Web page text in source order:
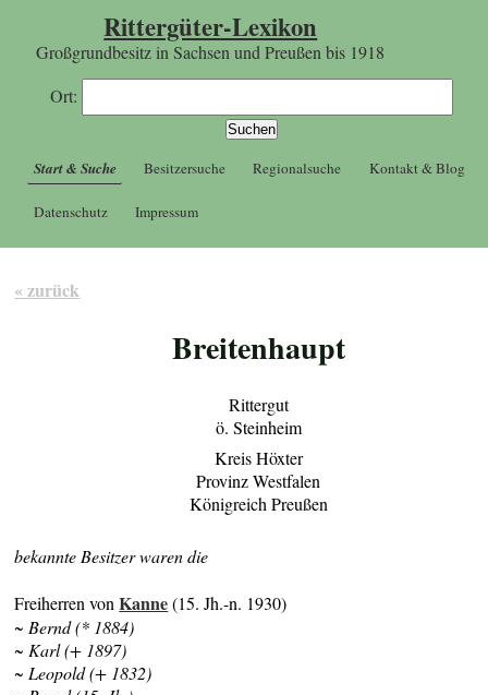
Rittergüter-Lexikon
Großgrundbesitz in Sachsen und Preußen bis 1918
Ort:
Start & Suche Besitzersuche Regionalsuche Kontakt & Blog
Datenschutz Impressum
« zurück
Breitenhaupt
Rittergut
ö. Steinheim
Kreis Höxter
Provinz Westfalen
Königreich Preußen
bekannte Besitzer waren die
Freiherren vonKanne(15. Jh.-n. 1930)
~ Bernd (* 1884)
~ Karl (+ 1897)
~ Leopold (+ 1832)